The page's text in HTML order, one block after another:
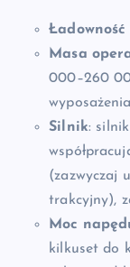
Masa
000–260
Silnik:
(zazwyczaj
trakcyjny),
Moc
kilkuset do